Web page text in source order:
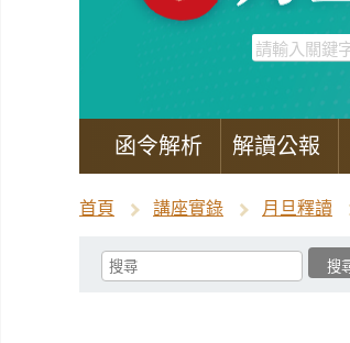
函令解析 解讀公報
首頁 講座實錄 月旦釋讀